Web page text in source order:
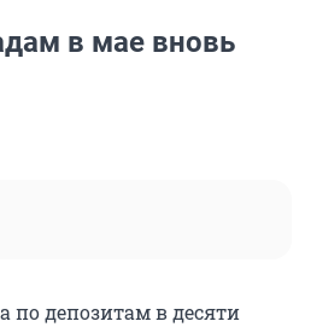
в мае вновь
по депозитам в десяти